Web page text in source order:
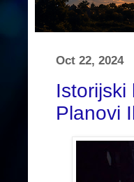
Oct 22, 2024
Istorijski
Planovi